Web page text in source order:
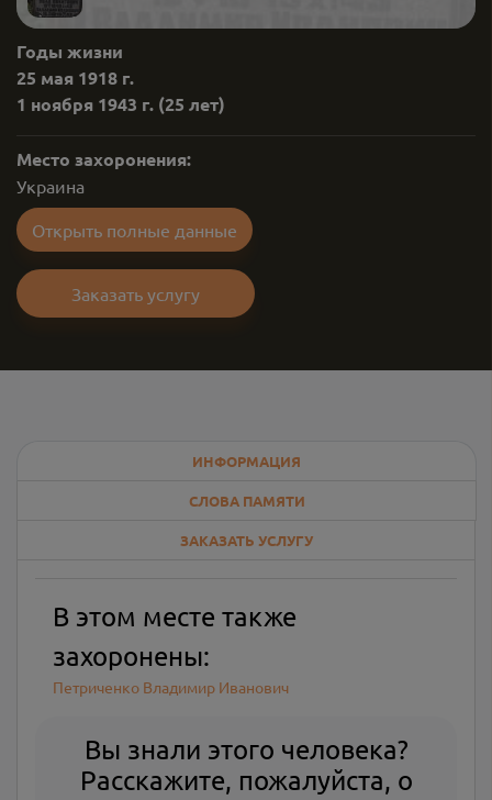
Годы жизни
25 мая 1918 г.
1 ноября 1943 г. (25 лет)
Место захоронения:
Украина
Открыть полные данные
Заказать услугу
ИНФОРМАЦИЯ
СЛОВА ПАМЯТИ
ЗАКАЗАТЬ УСЛУГУ
В этом месте также
захоронены:
Петриченко Владимир Иванович
Вы знали этого человека?
Расскажите, пожалуйста, о